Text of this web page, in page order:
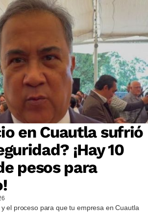
en Cuautla sufrió
¡Hay 10
pesos para
el proceso para que tu empresa en Cuautla